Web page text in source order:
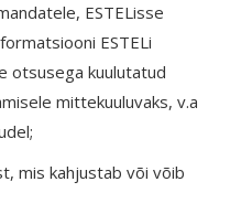
ESTELisse
ESTELi
otsusega kuulutatud
mittekuuluvaks, v.a
mis kahjustab või võib